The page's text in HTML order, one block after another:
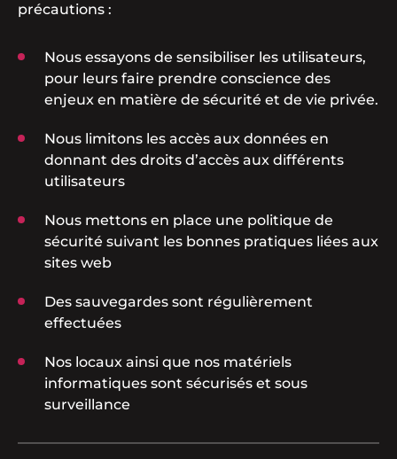
précautions :
Nous essayons de sensibiliser les utilisateurs,
pour leurs faire prendre conscience des
enjeux en matière de sécurité et de vie privée.
Nous limitons les accès aux données en
donnant des droits d’accès aux différents
utilisateurs
Nous mettons en place une politique de
sécurité suivant les bonnes pratiques liées aux
sites web
Des sauvegardes sont régulièrement
effectuées
Nos locaux ainsi que nos matériels
informatiques sont sécurisés et sous
surveillance